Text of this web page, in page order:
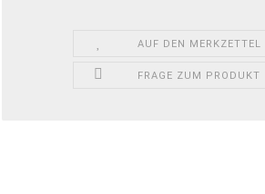
AUF DEN MERKZETTEL
FRAGE ZUM PRODUKT